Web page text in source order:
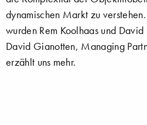
dynamischen Markt zu
wurden Rem Koolhaas und
David Gianotten, Managing
erzählt uns mehr.